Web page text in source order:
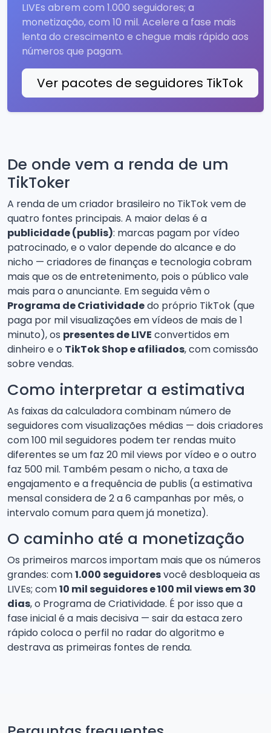
LIVEs abrem com 1.000 seguidores; a
monetização, com 10 mil. Acelere a fase mais
lenta do crescimento e chegue mais rápido aos
números que pagam.
Ver pacotes de seguidores TikTok
De onde vem a renda de um
TikToker
A renda de um criador brasileiro no TikTok vem de
quatro fontes principais. A maior delas é a
publicidade (publis): marcas pagam por vídeo
patrocinado, e o valor depende do alcance e do
nicho — criadores de finanças e tecnologia cobram
mais que os de entretenimento, pois o público vale
mais para o anunciante. Em seguida vêm o
Programa de Criatividadedo próprio TikTok (que
paga por mil visualizações em vídeos de mais de 1
minuto), os presentes de LIVE convertidos em
dinheiro e o TikTok Shop e afiliados, com comissão
sobre vendas.
Como interpretar a estimativa
As faixas da calculadora combinam número de
seguidores com visualizações médias — dois criadores
com 100 mil seguidores podem ter rendas muito
diferentes se um faz 20 mil views por vídeo e o outro
faz 500 mil. Também pesam o nicho, a taxa de
engajamento e a frequência de publis (a estimativa
mensal considera de 2 a 6 campanhas por mês, o
intervalo comum para quem já monetiza).
O caminho até a monetização
Os primeiros marcos importam mais que os números
grandes: com1.000 seguidoresvocê desbloqueia as
LIVEs; com10 mil seguidores e 100 mil views em 30
dias, o Programa de Criatividade. É por isso que a
fase inicial é a mais decisiva — sair da estaca zero
rápido coloca o perfil no radar do algoritmo e
destrava as primeiras fontes de renda.